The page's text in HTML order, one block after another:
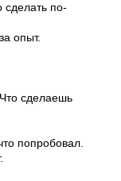
сделать по-
опыт.
сделаешь
попробовал.